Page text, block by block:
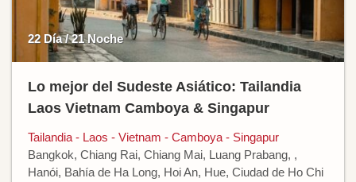
22 Día / 21 Noche
Lo mejor del Sudeste Asiático: Tailandia
Laos Vietnam Camboya & Singapur
Tailandia - Laos - Vietnam - Camboya - Singapur
Bangkok, Chiang Rai, Chiang Mai, Luang Prabang, ,
Hanói, Bahía de Ha Long, Hoi An, Hue, Ciudad de Ho Chi